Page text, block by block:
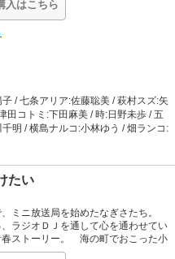
美（CV:三森すずこ）、乃木園子
が贈る、ほんのり下ネタ風味学園4
始動です。
入はこちら
/ 七条アリア:佐藤聡美 / 萩村スズ:矢
田コトミ:下田麻美 / 時:日野未歩 / 五
明 / 横島ナルコ:小林ゆう / 畑ランコ:
へきる
マガジン」講談社刊）
ン・総作画監督:古田誠 / 音響監督:田
音響制作:グロービジョン / 音楽:森悠
ワークス
たい
ミニ放送局を始めたなぎさたち。
ラジオＤＪを通して心を通わせてい
春ストーリー。 海の町でおこった小
動のアニメ映画ノベライズ！